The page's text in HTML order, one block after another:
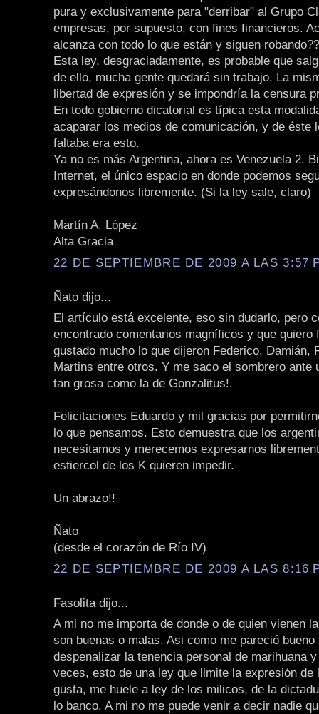
pura y exclusivamente para "derribar" al Grupo
empresas, por supuesto, con fines financieros.
alcanza con todo lo que están y siguen
Esta ley, desgraciadamente, es probable que
de ello, mucha gente quedará sin trabajo. La
libertad de expresión y se impondría la censura
En todo gobierno dicatorial es típica esta
acaparar los medios de comunicación, y de éste
faltaba era esto.
Ya no es más Argentina, ahora es Venezuela 2.
Internet, el único espacio en donde podemos
expresándonos libremente. (Si la ley sale, claro)
Martín A. López
Alta Gracia
22 DE SEPTIEMBRE DE 2009 A LAS 3:57
Ñato dijo...
El artículo está excelente, eso sin dudarlo, pero
encontrado comentarios magníficos y que quiero
gustado mucho lo que dijeron Federico, Damián,
Martins entre otros. Y me saco el sombrero ante
tan grosa como la de Gonzalitus!.
Felicitaciones Eduardo y mil gracias por
lo que pensamos. Esto demuestra que los
necesitamos y merecemos expresarnos
estiercol de los K quieren impedir.
Un abrazo!!
Ñato
(desde el corazón de Río IV)
22 DE SEPTIEMBRE DE 2009 A LAS 8:16
Fasolita dijo...
A mi no me importa de donde o de quien vienen
son buenas o malas. Asi como me pareció bueno
despenalizar la tenencia personal de marihuana
veces, esto de una ley que limite la expresión de
gusta, me huele a ley de los milicos, de la
lo banco. A mi no me puede venir a decir nadie